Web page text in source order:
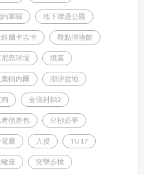
軍閥 地下聯通公園
爾卡吉卡 觀點博物館
島球場 墳墓
帕內爾 潮汐盆地
全境封鎖2
信差包 分秒必爭
廠 入侵 TU17
座 突擊步槍